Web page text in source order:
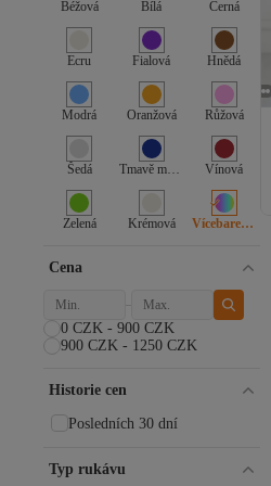
Béžová Bílá Černá
Ecru Fialová Hnědá
Modrá Oranžová Růžová
Šedá Tmavě modrá Vínová
Zelená Krémová Vícebarevné
Cena
0 CZK - 900 CZK
900 CZK - 1250 CZK
Historie cen
Posledních 30 dní
Typ rukávu